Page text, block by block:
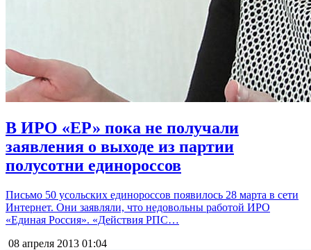
В ИРО «ЕР» пока не получали
заявления о выходе из партии
полусотни единороссов
Письмо 50 усольских единороссов появилось 28 марта в сети
Интернет. Они заявляли, что недовольны работой ИРО
«Единая Россия». «Действия РПС…
08 апреля 2013 01:04